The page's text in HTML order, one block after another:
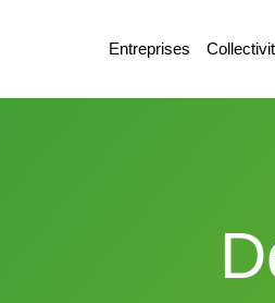
Entreprises